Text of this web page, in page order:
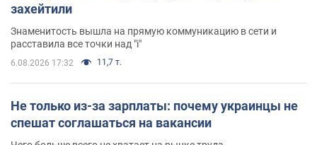
захейтили
Знаменитость вышла на прямую коммуникацию в сети и
расставила все точки над "i"
6.08.2026 17:32 11,7 т.
Не только из-за зарплаты: почему украинцы не
спешат соглашаться на вакансии